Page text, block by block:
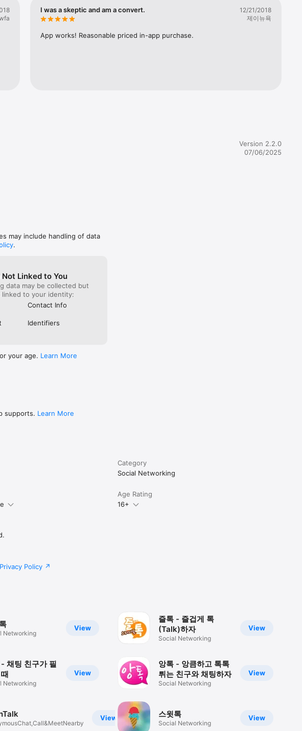
교환도 가능합니다.
할 수 있습니다.
되어 있습니다.
I was a skeptic and am a convert.
12/21/2018
제이뉴욕
App works! Reasonable priced in-app purchase.
Version 2.2.0
07/06/2025
may include handling of data
.
Not Linked to You
data may be collected but
linked to your identity:
Contact Info
Identifiers
your age. Learn More
supports. Learn More
Category
Social Networking
Age Rating
16+
Privacy Policy
View
Networking
View
채팅 친구가 필
Networking
View
View
즐톡 - 즐겁게 톡
(Talk)하자
Social Networking
View
앙톡 - 앙큼하고 톡톡
튀는 친구와 채팅하자
Social Networking
View
스윗톡
Social Networking